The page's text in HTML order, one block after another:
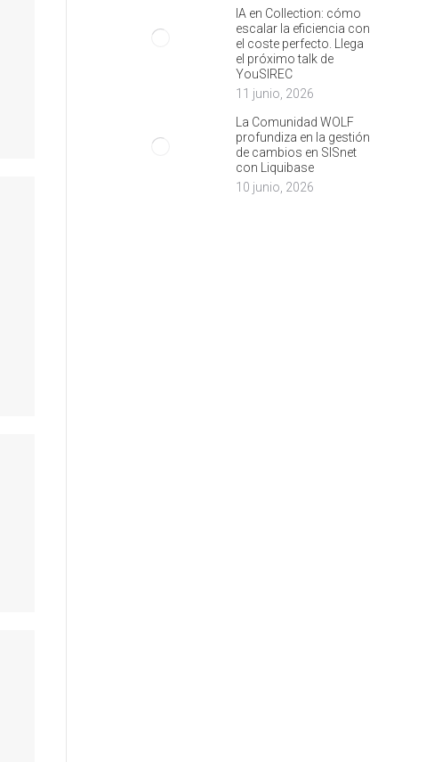
IA en Collection: cómo
escalar la eficiencia con
el coste perfecto. Llega
el próximo talk de
YouSIREC
11 junio, 2026
La Comunidad WOLF
profundiza en la gestión
de cambios en SISnet
con Liquibase
10 junio, 2026